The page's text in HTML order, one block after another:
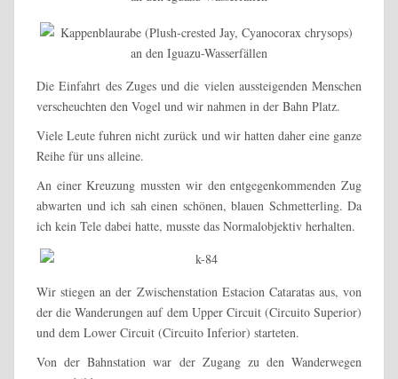
Die Einfahrt des Zuges und die vielen aussteigenden Menschen
verscheuchten den Vogel und wir nahmen in der Bahn Platz.
Viele Leute fuhren nicht zurück und wir hatten daher eine ganze
Reihe für uns alleine.
An einer Kreuzung mussten wir den entgegenkommenden Zug
abwarten und ich sah einen schönen, blauen Schmetterling. Da
ich kein Tele dabei hatte, musste das Normalobjektiv herhalten.
Wir stiegen an der Zwischenstation Estacion Cataratas aus, von
der die Wanderungen auf dem Upper Circuit (Circuito Superior)
und dem Lower Circuit (Circuito Inferior) starteten.
Von der Bahnstation war der Zugang zu den Wanderwegen